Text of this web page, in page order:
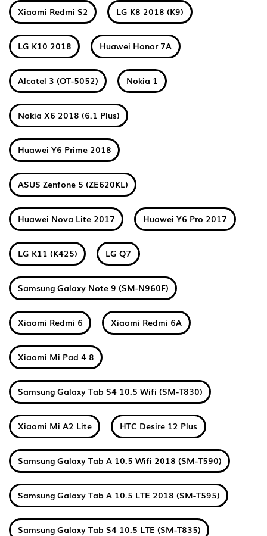
Xiaomi Redmi S2 LG K8 2018 (K9)
LG K10 2018 Huawei Honor 7A
Alcatel 3 (OT-5052) Nokia 1
Nokia X6 2018 (6.1 Plus)
Huawei Y6 Prime 2018
ASUS Zenfone 5 (ZE620KL)
Huawei Nova Lite 2017 Huawei Y6 Pro 2017
LG K11 (K425) LG Q7
Samsung Galaxy Note 9 (SM-N960F)
Xiaomi Redmi 6 Xiaomi Redmi 6A
Xiaomi Mi Pad 4 8
Samsung Galaxy Tab S4 10.5 Wifi (SM-T830)
Xiaomi Mi A2 Lite HTC Desire 12 Plus
Samsung Galaxy Tab A 10.5 Wifi 2018 (SM-T590)
Samsung Galaxy Tab A 10.5 LTE 2018 (SM-T595)
Samsung Galaxy Tab S4 10.5 LTE (SM-T835)